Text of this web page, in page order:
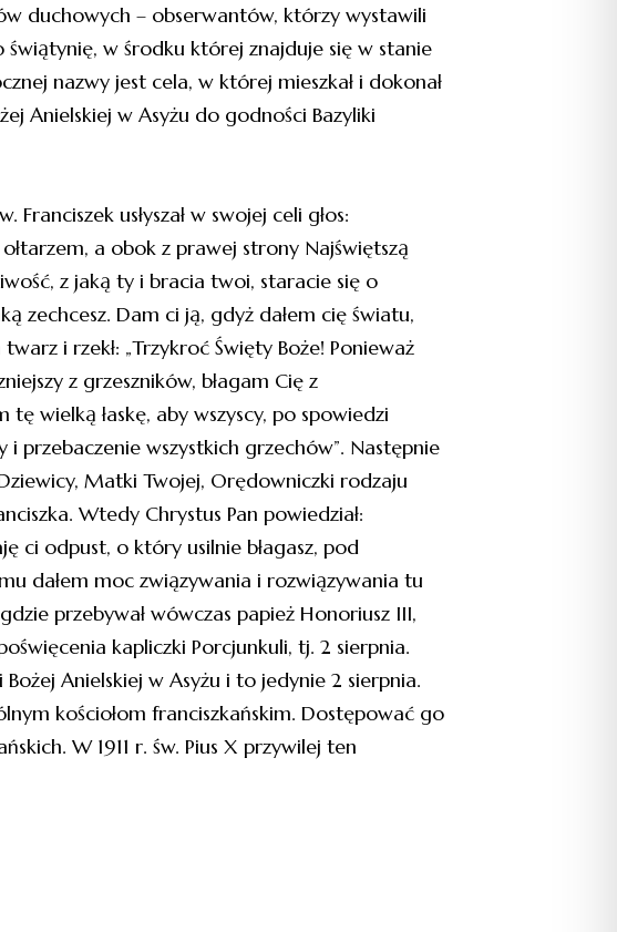
duchowych – obserwantów, którzy wystawili
świątynię, w środku której znajduje się w stanie
nazwy jest cela, w której mieszkał i dokonał
Anielskiej w Asyżu do godności Bazyliki
usłyszał w swojej celi głos:
ołtarzem, a obok z prawej strony Najświętszą
z jaką ty i bracia twoi, staracie się o
zechcesz. Dam ci ją, gdyż dałem cię światu,
i rzekł: „Trzykroć Święty Boże! Ponieważ
z grzeszników, błagam Cię z
wielką łaskę, aby wszyscy, po spowiedzi
przebaczenie wszystkich grzechów”. Następnie
Dziewicy, Matki Twojej, Orędowniczki rodzaju
Wtedy Chrystus Pan powiedział:
ci odpust, o który usilnie błagasz, pod
dałem moc związywania i rozwiązywania tu
przebywał wówczas papież Honoriusz III,
kapliczki Porcjunkuli, tj. 2 sierpnia.
Anielskiej w Asyżu i to jedynie 2 sierpnia.
kościołom franciszkańskim. Dostępować go
W 1911 r. św. Pius X przywilej ten
na